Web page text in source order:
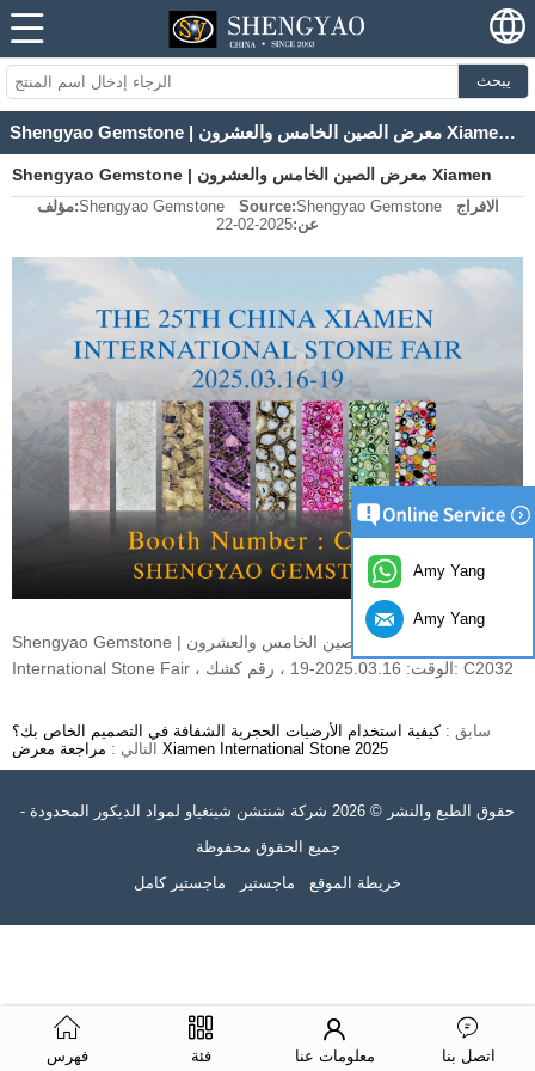
يبحث
Shengyao Gemstone | معرض الصين الخامس والعشرون Xiamen International Stone Fair
Shengyao Gemstone | معرض الصين الخامس والعشرون Xiamen
International Stone Fair
مؤلف:Shengyao Gemstone Source:Shengyao Gemstone
الافراج
عن:2025-02-22
Shengyao Gemstone | معرض الصين الخامس والعشرون Xiamen
International Stone Fair ، الوقت: 2025.03.16-19 ، رقم كشك: C2032
سابق :كيفية استخدام الأرضيات الحجرية الشفافة في التصميم الخاص بك؟
التالي : مراجعة معرض Xiamen International Stone 2025
حقوق الطبع والنشر © 2026 شركة شنتشن شينغياو لمواد الديكور المحدودة -
جميع الحقوق محفوظة
خريطة الموقع
ماجستير ماجستير كامل
فهرس فئة معلومات عنا اتصل بنا
Amy Yang
Amy Yang